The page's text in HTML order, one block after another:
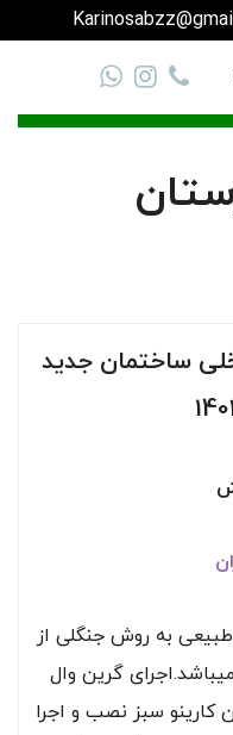
ساختمان جدید
به روش جنگلی از
گرین وال
کارینو سبز نصب و اجرا